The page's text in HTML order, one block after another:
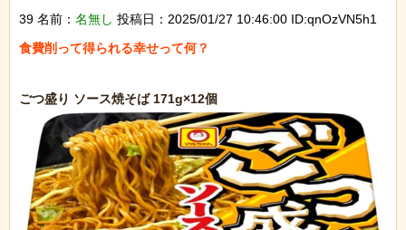
39 名前： 名無し 投稿日：2025/01/27 10:46:00 ID:qnOzVN5h1
食費削って得られる幸せって何？